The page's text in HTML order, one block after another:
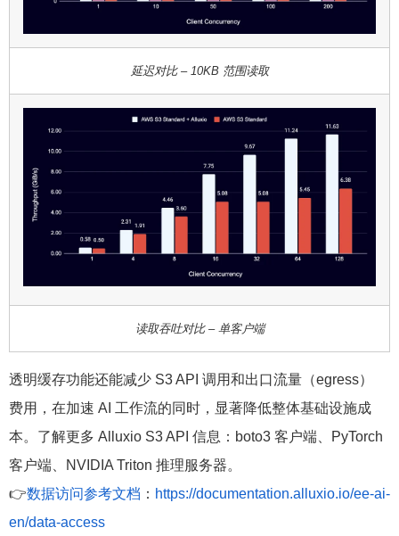
延迟对比 – 10KB 范围读取
读取吞吐对比 – 单客户端
透明缓存功能还能减少 S3 API 调用和出口流量（egress）
费用，在加速 AI 工作流的同时，显著降低整体基础设施成
本。了解更多 Alluxio S3 API 信息：boto3 客户端、PyTorch
客户端、NVIDIA Triton 推理服务器。
👉数据访问参考文档 ： https://documentation.alluxio.io/ee-ai-
en/data-access